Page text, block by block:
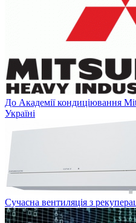
До Академії кондиціювання
Україні
Сучасна вентиляція з